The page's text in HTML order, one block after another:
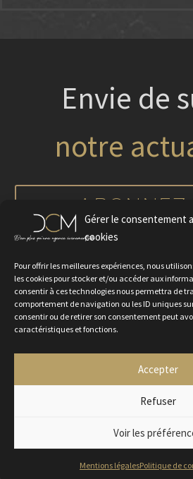
Gérer le consentement
cookies
Pour offrir les meilleures expériences, nous
les cookies pour stocker et/ou accéder aux
consentir à ces technologies nous permettra de
comportement de navigation ou les ID uniques
consentir ou de retirer son consentement peut
caractéristiques et fonctions.
Accepter
Refuser
Voir les
Mentions légalesPolitique de
Envie de
notre
nos
NOTRE
Mentions
Rejoignez-nous
2024 © Agence